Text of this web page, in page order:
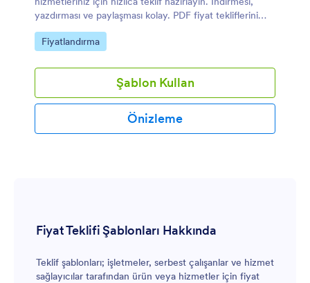
yazdırması ve paylaşması kolay. PDF fiyat tekliflerini
hızlıca yayınlayın!
Kategoriye git:
Fiyatlandırma
Şablon Kullan
Önizleme
Fiyat Teklifi Şablonları Hakkında
Teklif şablonları; işletmeler, serbest çalışanlar ve hizmet
sağlayıcılar tarafından ürün veya hizmetler için fiyat